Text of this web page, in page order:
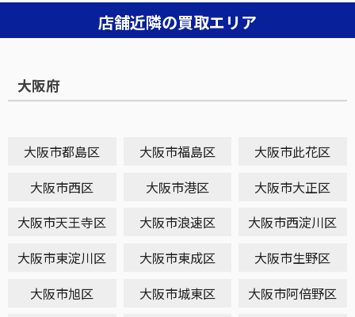
店舗近隣の買取エリア
大阪府
大阪市都島区 大阪市福島区
大阪市此花区
大阪市西区
大阪市港区
大阪市大正区
大阪市天王寺区
大阪市浪速区
大阪市西淀川区
大阪市東淀川区
大阪市東成区
大阪市生野区
大阪市旭区
大阪市城東区
大阪市阿倍野区